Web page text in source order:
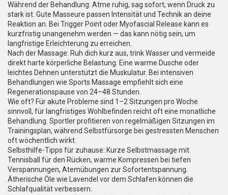
Während der Behandlung: Atme ruhig, sag sofort, wenn Druck zu
stark ist. Gute Masseure passen Intensität und Technik an deine
Reaktion an. Bei Trigger Point oder Myofascial Release kann es
kurzfristig unangenehm werden — das kann nötig sein, um
langfristige Erleichterung zu erreichen.
Nach der Massage: Ruh dich kurz aus, trink Wasser und vermeide
direkt harte körperliche Belastung. Eine warme Dusche oder
leichtes Dehnen unterstützt die Muskulatur. Bei intensiven
Behandlungen wie Sports Massage empfiehlt sich eine
Regenerationspause von 24–48 Stunden.
Wie oft? Für akute Probleme sind 1–2 Sitzungen pro Woche
sinnvoll, für langfristiges Wohlbefinden reicht oft eine monatliche
Behandlung. Sportler profitieren von regelmäßigen Sitzungen im
Trainingsplan, während Selbstfürsorge bei gestressten Menschen
oft wöchentlich wirkt.
Selbsthilfe-Tipps für zuhause: Kurze Selbstmassage mit
Tennisball für den Rücken, warme Kompressen bei tiefen
Verspannungen, Atemübungen zur Sofortentspannung.
Ätherische Öle wie Lavendel vor dem Schlafen können die
Schlafqualität verbessern.